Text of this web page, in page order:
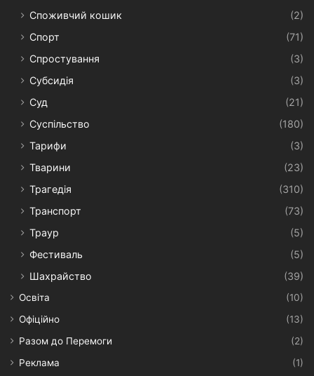
Споживчий кошик
(2)
Спорт
(71)
Спростування
(3)
Субсидія
(3)
Суд
(21)
Суспільство
(180)
Тарифи
(3)
Тварини
(23)
Трагедія
(310)
Транспорт
(73)
Траур
(5)
Фестиваль
(5)
Шахрайство
(39)
Освіта
(10)
Офіційно
(13)
Разом до Перемоги
(2)
Реклама
(1)